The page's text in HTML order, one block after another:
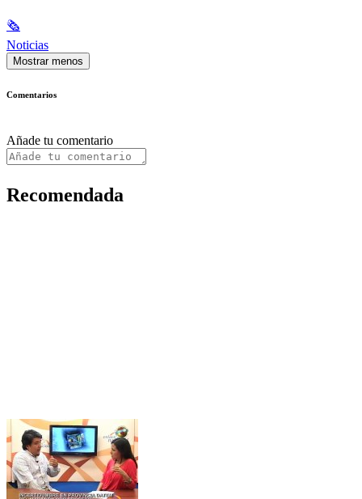
🗞
Noticias
Mostrar menos
Comentarios
Añade tu comentario
Recomendada